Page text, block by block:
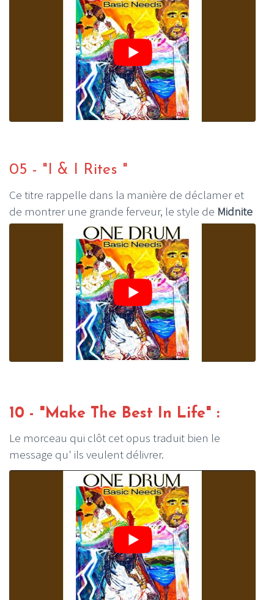
05 - "I & I Rites "
Ce titre rappelle dans la manière de déclamer et
de montrer une grande ferveur, le style de Midnite
10 - "Make The Best In Life" :
Le morceau qui clôt cet opus traduit bien le
message qu' ils veulent délivrer.